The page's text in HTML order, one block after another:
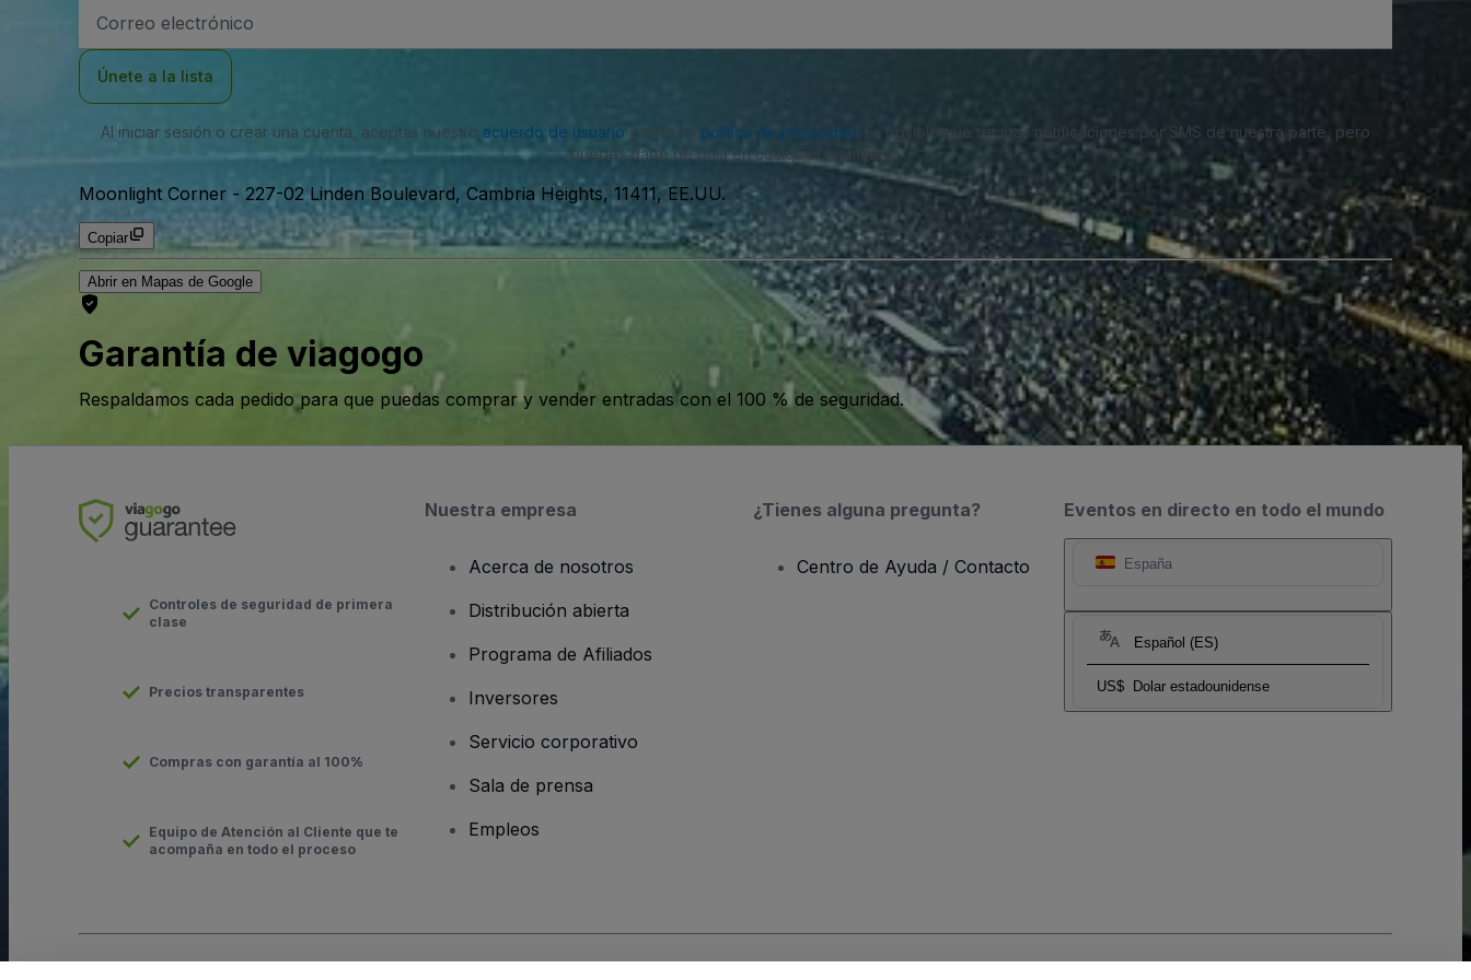
de
Únete a la lista
Al iniciar sesión o crear una cuenta, aceptas nuestro acuerdo de usuarioy nuestra política de privacidad . Es posible que recibas notificaciones por SMS de nuestra parte, pero
puedes darte de baja en cualquier momento.
Moonlight Corner - 227-02 Linden Boulevard, Cambria Heights, 11411, EE.UU.
Copiar
Abrir en Mapas de Google
Garantía de viagogo
Respaldamos cada pedido para que puedas comprar y vender entradas con el 100 % de seguridad.
Eventos en directo en todo el mundo
España
Español (ES)
US$ Dolar estadounidense
Controles de seguridad de primera
clase
Precios transparentes
Compras con garantía al 100%
Equipo de Atención al Cliente que te
acompaña en todo el proceso
Nuestra empresa
Acerca de nosotros
Distribución abierta
Programa de Afiliados
Inversores
Servicio corporativo
Sala de prensa
Empleos
¿Tienes alguna pregunta?
Centro de Ayuda / Contacto